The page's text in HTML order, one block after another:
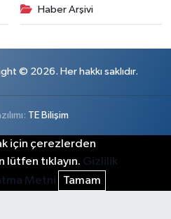
Haber Arşivi
© 2026. Her hakkı saklıdır.
TE Bilişim
için çerezlerden
lütfen tıklayın. Gizlilik
Metni
Tamam